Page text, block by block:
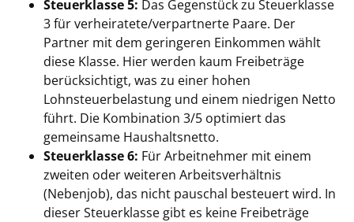
Steuerklasse 5: Das Gegenstück zu Steuerklasse
3 für verheiratete/verpartnerte Paare. Der
Partner mit dem geringeren Einkommen wählt
diese Klasse. Hier werden kaum Freibeträge
berücksichtigt, was zu einer hohen
Lohnsteuerbelastung und einem niedrigen Netto
führt. Die Kombination 3/5 optimiert das
gemeinsame Haushaltsnetto.
Steuerklasse 6: Für Arbeitnehmer mit einem
zweiten oder weiteren Arbeitsverhältnis
(Nebenjob), das nicht pauschal besteuert wird. In
dieser Steuerklasse gibt es keine Freibeträge